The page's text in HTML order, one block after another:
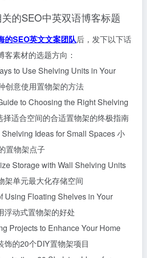
的SEO中英双语博客标题
的SEO英文文案团队后，发下以下话
客素材的选题方向：
to Use Shelving Units in Your
创意使用置物架的方法
to Choosing the Right Shelving
择适合空间的合适置物架的终极指南
Ideas for Small Spaces 小
置物架点子
Storage with Wall Shelving Units
架单元最大化存储空间
Using Floating Shelves in Your
浮动式置物架的好处
Projects to Enhance Your Home
饰的20个DIY置物架项目